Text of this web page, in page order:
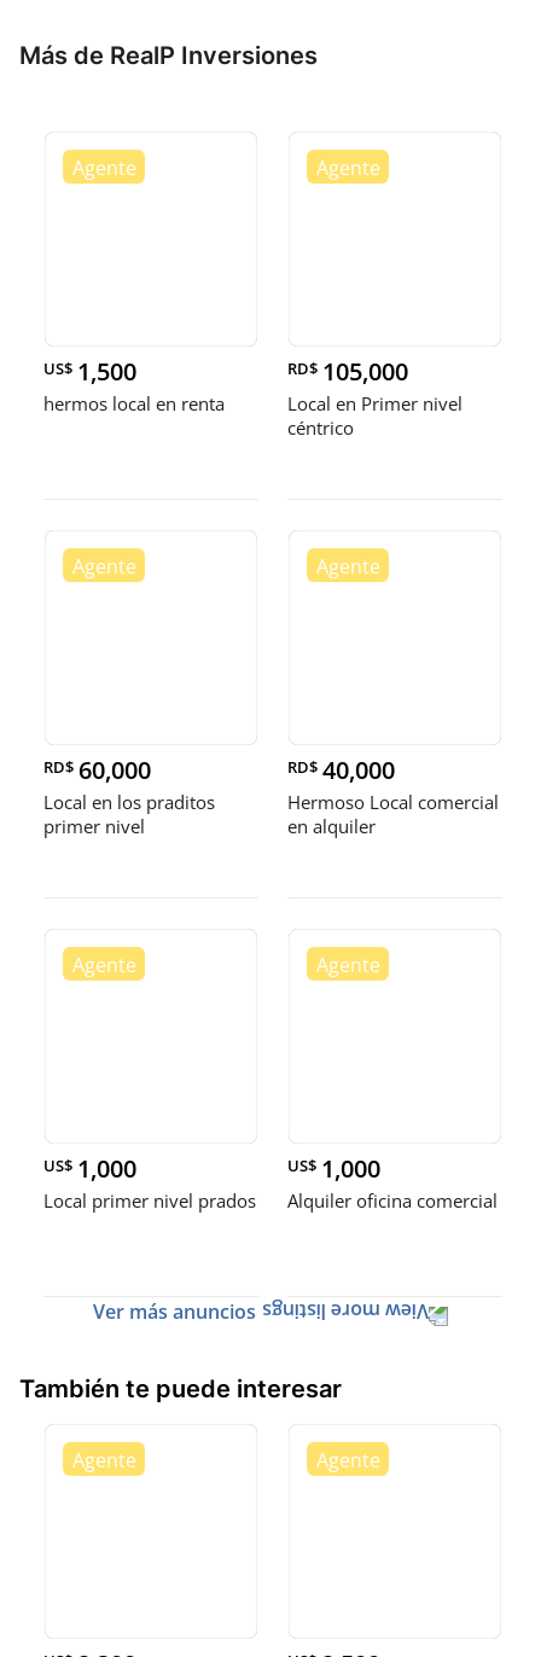
Más de RealP Inversiones
US$ 1,500
hermos local en renta
RD$ 105,000
Local en Primer nivel
céntrico
RD$ 60,000
Local en los praditos
primer nivel
RD$ 40,000
Hermoso Local comercial
en alquiler
US$ 1,000
Local primer nivel prados
US$ 1,000
Alquiler oficina comercial
Ver más anuncios
También te puede interesar